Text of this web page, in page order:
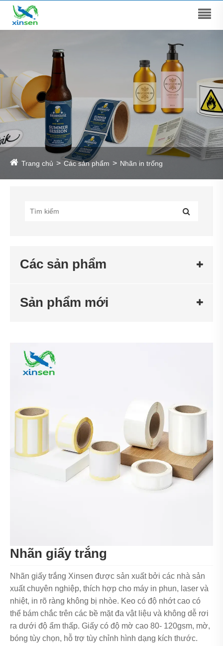
Trang chủ Các sản phẩm Nhãn in trống
Các sản phẩm
Sản phẩm mới
Nhãn giấy trắng
Nhãn giấy trắng Xinsen được sản xuất bởi các nhà sản
xuất chuyên nghiệp, thích hợp cho máy in phun, laser và
nhiệt, in rõ ràng không bị nhòe. Keo có độ nhớt cao có
thể bám chắc trên các bề mặt đa vật liệu và không dễ rơi
ra dưới độ ẩm thấp. Giấy có độ mờ cao 80- 120gsm, mờ,
bóng tùy chọn, hỗ trợ tùy chỉnh hình dạng kích thước.